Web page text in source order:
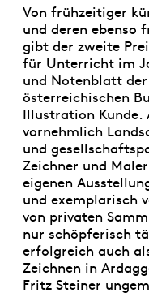
Von frühzeitiger
und deren ebenso
gibt der zweite
für Unterricht im
und Notenblatt
österreichischen
Illustration Kunde.
vornehmlich
und
Zeichner und
eigenen
und exemplarisch
von privaten
nur schöpferisch
erfolgreich auch
Zeichnen in
Fritz Steiner